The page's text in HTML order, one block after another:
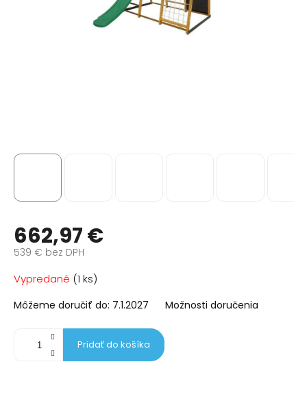
662,97 €
539 € bez DPH
Jednotková
cena:
Vypredané (1 ks)
Môžeme doručiť do: 7.1.2027 Možnosti doručenia
Pridať do košíka